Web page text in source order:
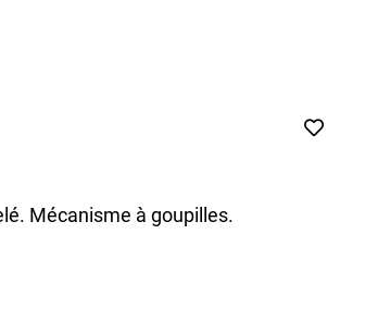
Mécanisme à goupilles.